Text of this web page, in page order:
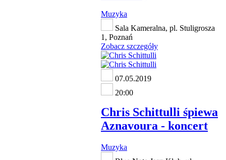
Muzyka
Sala Kameralna, pl. Stuligrosza
1, Poznań
Zobacz szczegóły
07.05.2019
20:00
Chris Schittulli śpiewa
Aznavoura - koncert
Muzyka